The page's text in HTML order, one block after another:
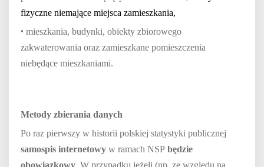
fizyczne niemające miejsca zamieszkania,
• mieszkania, budynki, obiekty zbiorowego
zakwaterowania oraz zamieszkane pomieszczenia
niebędące mieszkaniami.
Metody zbierania danych
Po raz pierwszy w historii polskiej statystyki publicznej
samospis internetowy w ramach NSP będzie
obowiązkowy. W przypadku jeżeli (np. ze względu na